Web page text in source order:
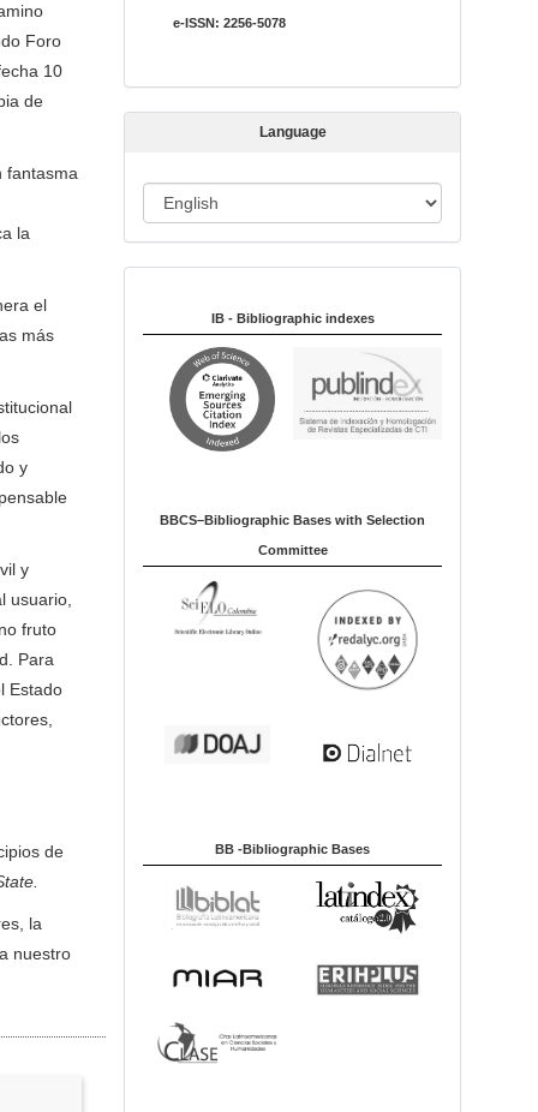
Foro
10
de
fantasma
la
el
más
y
y
usuario,
fruto
Para
Estado
de
la
nuestro
s
i
e-ISSN: 2256-5078
Language
a
u
IB - Bibliographic indexes
BBCS–Bibliographic Bases with Selection
Committee
BB -Bibliographic Bases